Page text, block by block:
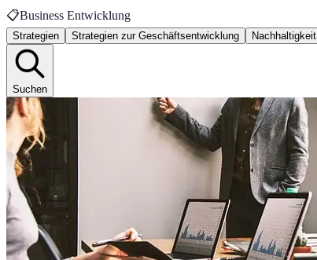
📋Business Entwicklung
Strategien Strategien zur Geschäftsentwicklung Nachhaltigkeit
Suchen